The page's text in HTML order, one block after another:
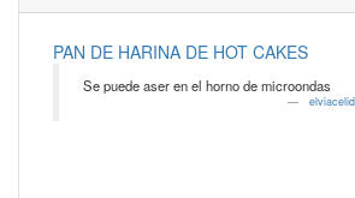
PAN DE HARINA DE HOT CAKES
Se puede aser en el horno de microondas